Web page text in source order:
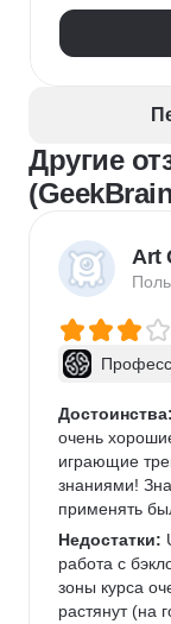
Другие
Art
Достоинства:
очень
играющие
знаниями!
применять
Недостатки:
работа с
зоны курса
растянут (на